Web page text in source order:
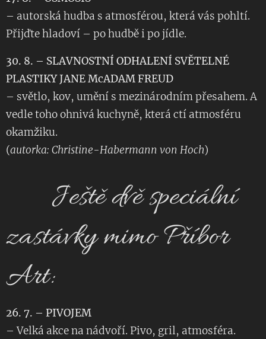
– autorská hudba s atmosférou, která vás pohltí.
Přijďte hladoví – po hudbě i po jídle.
30. 8. – SLAVNOSTNÍ ODHALENÍ SVĚTELNÉ
PLASTIKY JANE McADAM FREUD
– světlo, kov, umění s mezinárodním přesahem. A
vedle toho ohnivá kuchyně, která ctí atmosféru
okamžiku.
(autorka: Christine-Habermann von Hoch)
🔥 Ještě dvě speciální
zastávky mimo Příbor
Art:
26. 7. – PIVOJEM
– Velká akce na nádvoří. Pivo, gril, atmosféra.